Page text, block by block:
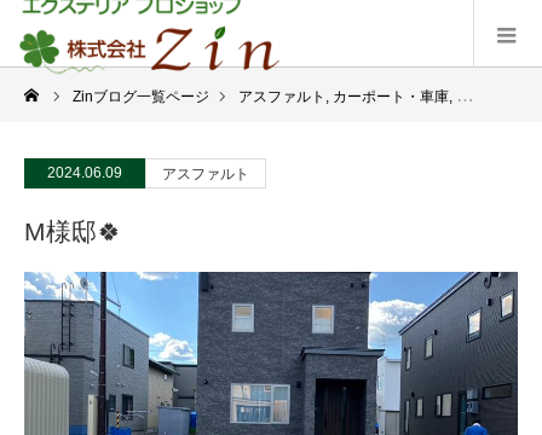
Zinブログ一覧ページ アスファルト , カーポート・車庫, 外構工事
2024.06.09 アスファルト
M様邸🍀